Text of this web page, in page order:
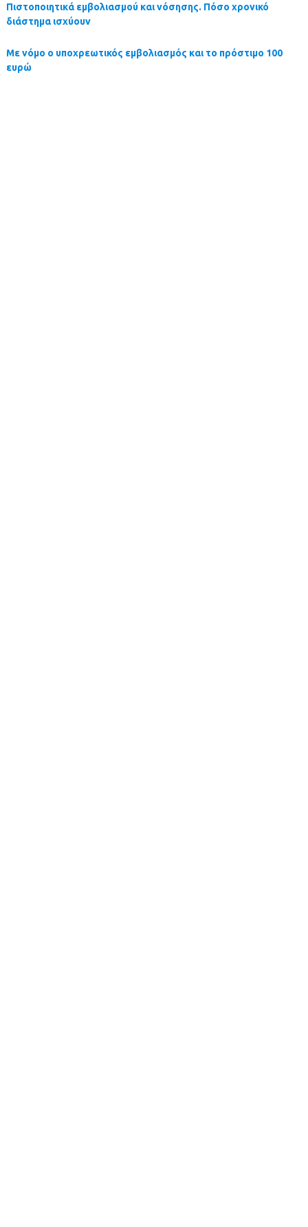
Πιστοποιητικά εμβολιασμού και νόσησης. Πόσο χρονικό
διάστημα ισχύουν
Με νόμο ο υποχρεωτικός εμβολιασμός και το πρόστιμο 100
ευρώ